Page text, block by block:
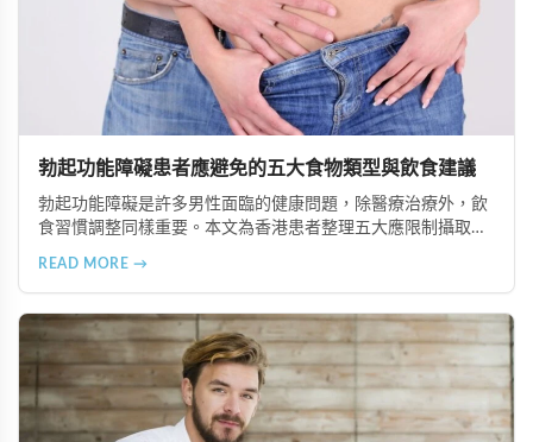
勃起功能障礙患者應避免的五大食物類型與飲食建議
勃起功能障礙是許多男性面臨的健康問題，除醫療治療外，飲
食習慣調整同樣重要。本文為香港患者整理五大應限制攝取的
業治療選項說明。
READ MORE →